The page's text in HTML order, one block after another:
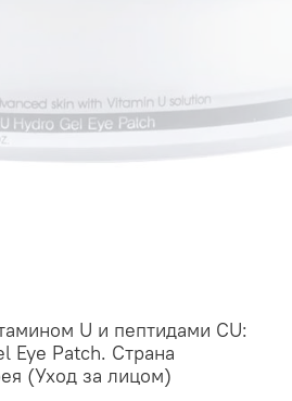
U и пептидами CU:
Eye Patch. Страна
(Уход за лицом)